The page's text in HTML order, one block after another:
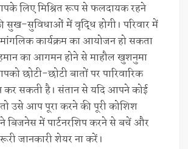
लिए मिश्रित रूप से फलदायक रहने
सुख-सुविधाओं में वृद्धि होगी। परिवार में
कार्यक्रम का आयोजन हो सकता
का आगमन होने से माहौल खुशनुमा
छोटी-छोटी बातों पर पारिवारिक
कर सकती है। संतान से यदि आपने कोई
तो उसे आप पूरा करने की पूरी कोशिश
में पार्टनरशिप करने से बचें और
जानकारी शेयर ना करें।